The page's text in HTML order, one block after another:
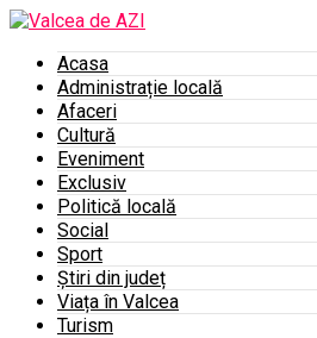
Acasa
Administrație locală
Afaceri
Cultură
Eveniment
Exclusiv
Politică locală
Social
Sport
Știri din județ
Viața în Valcea
Turism